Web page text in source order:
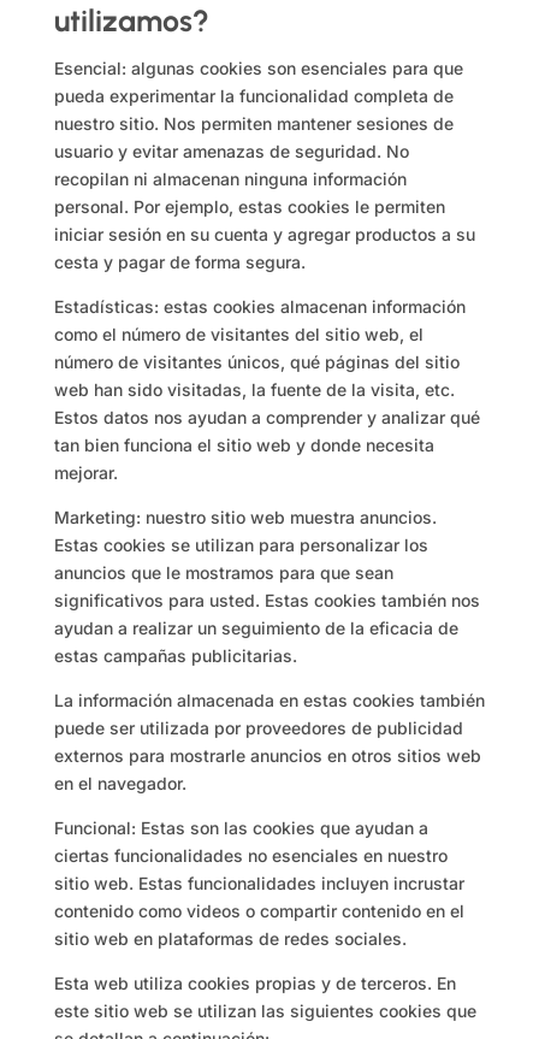
utilizamos?
Esencial: algunas cookies son esenciales para que
pueda experimentar la funcionalidad completa de
nuestro sitio. Nos permiten mantener sesiones de
usuario y evitar amenazas de seguridad. No
recopilan ni almacenan ninguna información
personal. Por ejemplo, estas cookies le permiten
iniciar sesión en su cuenta y agregar productos a su
cesta y pagar de forma segura.
Estadísticas: estas cookies almacenan información
como el número de visitantes del sitio web, el
número de visitantes únicos, qué páginas del sitio
web han sido visitadas, la fuente de la visita, etc.
Estos datos nos ayudan a comprender y analizar qué
tan bien funciona el sitio web y donde necesita
mejorar.
Marketing: nuestro sitio web muestra anuncios.
Estas cookies se utilizan para personalizar los
anuncios que le mostramos para que sean
significativos para usted. Estas cookies también nos
ayudan a realizar un seguimiento de la eficacia de
estas campañas publicitarias.
La información almacenada en estas cookies también
puede ser utilizada por proveedores de publicidad
externos para mostrarle anuncios en otros sitios web
en el navegador.
Funcional: Estas son las cookies que ayudan a
ciertas funcionalidades no esenciales en nuestro
sitio web. Estas funcionalidades incluyen incrustar
contenido como videos o compartir contenido en el
sitio web en plataformas de redes sociales.
Esta web utiliza cookies propias y de terceros. En
este sitio web se utilizan las siguientes cookies que